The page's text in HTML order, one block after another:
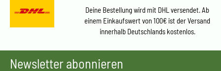
Deine Bestellung wird mit DHL versendet. Ab
einem Einkaufswert von 100€ ist der Versand
innerhalb Deutschlands kostenlos.
Newsletter abonnieren